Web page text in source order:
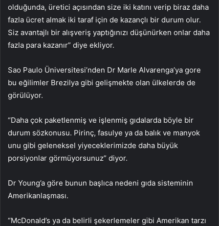
olduğunda, üretici açısından size iki katını verip biraz daha
fazla ücret almak iki taraf için de kazançlı bir durum olur.
Siz avantajlı bir alışveriş yaptığınızı düşünürken onlar daha
fazla para kazanır” diye ekliyor.
Sao Paulo Üniversitesi’nden Dr Marle Alvarenga’ya gore
bu eğilimler Brezilya gibi gelişmekte olan ülkelerde de
görülüyor.
“Daha çok paketlenmiş ve işlenmiş gıdalarda böyle bir
durum sözkonusu. Pirinç, fasulye ya da balık ve manyok
unu gibi geleneksel yiyeceklerimizde daha büyük
porsiyonlar görmüyorsunuz” diyor.
Dr Young’a göre bunun başlıca nedeni gıda sisteminin
Amerikanlaşması.
“McDonald’s ya da belirli şekerlemeler gibi Amerikan tarzı